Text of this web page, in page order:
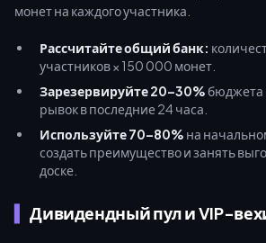
монет на каждого участника.
Рассчитайте общий банк:
участников × 150 000 монет.
Зарезервируйте 20–30%бюджета
рывок в последние 24 часа.
Используйте 70–80% на
создать преимущество и занять
доске.
Дивидендный пул и VIP-